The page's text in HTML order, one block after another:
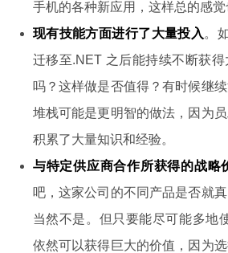
手机的各种新应用，这样总的感觉
现有技能方面进行了大量投入 。
迁移至.NET 之后能持续不断获
吗？这样做是否值得？有时候继
堆栈可能是更明智的做法，因为
积累了大量知识和经验。
与特定供应商合作所获得的战略
吧，这家公司的不同产品是否就
当然不是。但只要能尽可能多地
依然可以获得巨大的价值，因为